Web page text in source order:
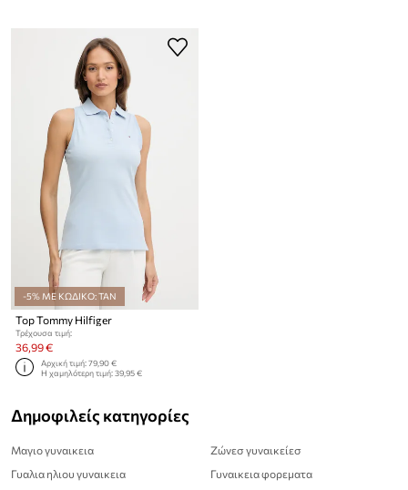
-5% ΜΕ ΚΩΔΙΚΟ: TAN
Top Tommy Hilfiger
Τρέχουσα τιμή:
36,99 €
Αρχική τιμή:79,90 €
Η χαμηλότερη τιμή:39,95 €
Δημοφιλείς κατηγορίες
Μαγιο γυναικεια
Γυαλια ηλιου γυναικεια
Ζώνεσ γυναικείεσ
Γυναικεια φορεματα